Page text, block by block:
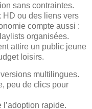
sans contraintes.
HD ou des liens vers
compte aussi :
organisées.
attire un public jeune
loisirs.
multilingues.
peu de clics pour
rapide.